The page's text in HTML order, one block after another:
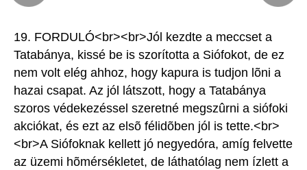
19. FORDULÓ<br><br>Jól kezdte a meccset a
Tatabánya, kissé be is szorította a Siófokot, de ez
nem volt elég ahhoz, hogy kapura is tudjon lõni a
hazai csapat. Az jól látszott, hogy a Tatabánya
szoros védekezéssel szeretné megszûrni a siófoki
akciókat, és ezt az elsõ félidõben jól is tette.<br>
<br>A Siófoknak kellett jó negyedóra, amíg felvette
az üzemi hõmérsékletet, de láthatólag nem ízlett a